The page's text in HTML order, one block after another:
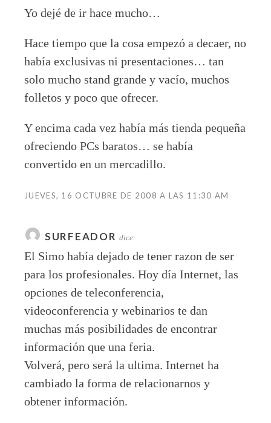
Yo dejé de ir hace mucho…
Hace tiempo que la cosa empezó a decaer, no
había exclusivas ni presentaciones… tan
solo mucho stand grande y vacío, muchos
folletos y poco que ofrecer.
Y encima cada vez había más tienda pequeña
ofreciendo PCs baratos… se había
convertido en un mercadillo.
JUEVES, 16 OCTUBRE DE 2008 A LAS 11:30 AM
SURFEADOR dice:
El Simo había dejado de tener razon de ser
para los profesionales. Hoy día Internet, las
opciones de teleconferencia,
videoconferencia y webinarios te dan
muchas más posibilidades de encontrar
información que una feria.
Volverá, pero será la ultima. Internet ha
cambiado la forma de relacionarnos y
obtener información.